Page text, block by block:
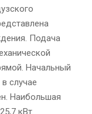
Подача
Начальный
случае
Наибольшая
кВт.